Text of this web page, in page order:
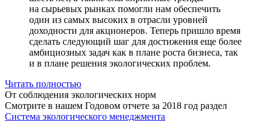
на сырьевых рынках помогли нам обеспечить
один из самых высоких в отрасли уровней
доходности для акционеров. Теперь пришло время
сделать следующий шаг для достижения еще более
амбициозных задач как в плане роста бизнеса, так
и в плане решения экологических проблем.
Читать полностью
От соблюдения экологических норм
Смотрите в нашем Годовом отчете за 2018 год раздел
Система экологического менеджмента